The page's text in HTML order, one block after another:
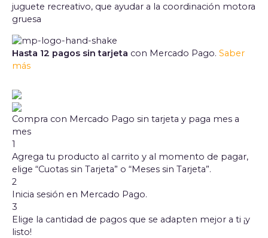
juguete recreativo, que ayudar a la coordinación motora
gruesa
Hasta 12 pagos sin tarjeta con Mercado Pago. Saber
más
Compra con Mercado Pago sin tarjeta y paga mes a
mes
1
Agrega tu producto al carrito y al momento de pagar,
elige “Cuotas sin Tarjeta” o “Meses sin Tarjeta”.
2
Inicia sesión en Mercado Pago.
3
Elige la cantidad de pagos que se adapten mejor a ti ¡y
listo!